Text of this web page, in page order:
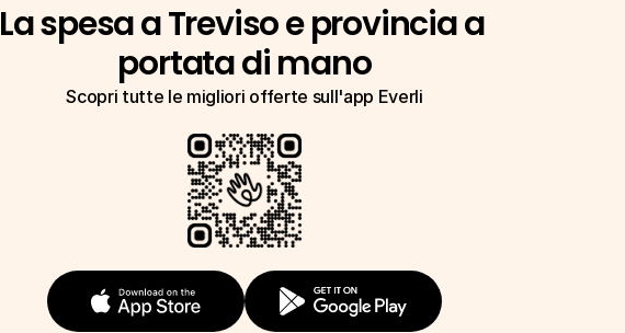
La spesa a Treviso e provincia a
portata di mano
Scopri tutte le migliori offerte sull'app Everli